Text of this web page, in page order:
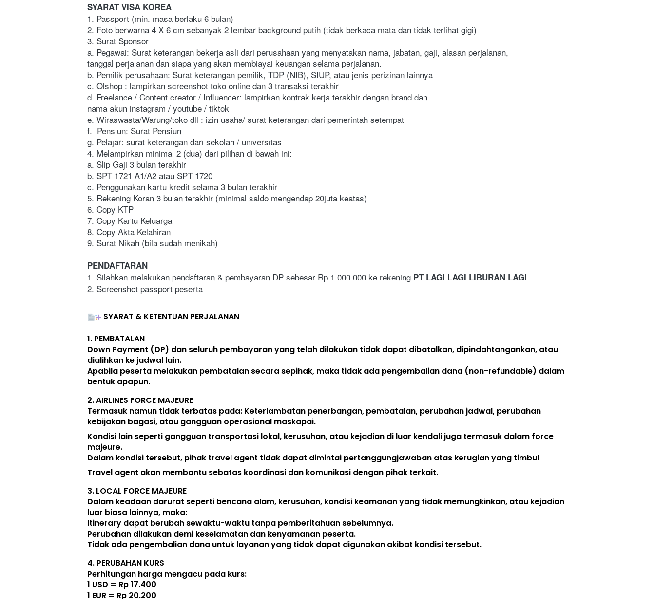
SYARAT VISA KOREA
1. Passport (min. masa berlaku 6 bulan)
2. Foto berwarna 4 X 6 cm sebanyak 2 lembar background putih (tidak berkaca mata dan tidak terlihat gigi)
3. Surat Sponsor
a. Pegawai: Surat keterangan bekerja asli dari perusahaan yang menyatakan nama, jabatan, gaji, alasan perjalanan,
tanggal perjalanan dan siapa yang akan membiayai keuangan selama perjalanan.
b. Pemilik perusahaan: Surat keterangan pemilik, TDP (NIB), SIUP, atau jenis perizinan lainnya
c. Olshop : lampirkan screenshot toko online dan 3 transaksi terakhir
d. Freelance / Content creator / Influencer: lampirkan kontrak kerja terakhir dengan brand dan
nama akun instagram / youtube / tiktok
e. Wiraswasta/Warung/toko dll : izin usaha/ surat keterangan dari pemerintah setempat
f.  Pensiun: Surat Pensiun
g. Pelajar: surat keterangan dari sekolah / universitas
4. Melampirkan minimal 2 (dua) dari pilihan di bawah ini:
a. Slip Gaji 3 bulan terakhir
b. SPT 1721 A1/A2 atau SPT 1720
c. Penggunakan kartu kredit selama 3 bulan terakhir
5. Rekening Koran 3 bulan terakhir (minimal saldo mengendap 20juta keatas)
6. Copy KTP
7. Copy Kartu Keluarga
8. Copy Akta Kelahiran
9. Surat Nikah (bila sudah menikah)
PENDAFTARAN
1. Silahkan melakukan pendaftaran & pembayaran DP sebesar Rp 1.000.000 ke rekening PT LAGI LAGI LIBURAN LAGI
2. Screenshot passport peserta
SYARAT & KETENTUAN PERJALANAN
1. PEMBATALAN
Down Payment (DP) dan seluruh pembayaran yang telah dilakukan tidak dapat dibatalkan, dipindahtangankan, atau
dialihkan ke jadwal lain.
Apabila peserta melakukan pembatalan secara sepihak, maka tidak ada pengembalian dana (non-refundable) dalam
bentuk apapun.
2. AIRLINES FORCE MAJEURE
Termasuk namun tidak terbatas pada: Keterlambatan penerbangan, pembatalan, perubahan jadwal, perubahan
kebijakan bagasi, atau gangguan operasional maskapai.
Kondisi lain seperti gangguan transportasi lokal, kerusuhan, atau kejadian di luar kendali juga termasuk dalam force
majeure.
Dalam kondisi tersebut, pihak travel agent tidak dapat dimintai pertanggungjawaban atas kerugian yang timbul
Travel agent akan membantu sebatas koordinasi dan komunikasi dengan pihak terkait.
3. LOCAL FORCE MAJEURE
Dalam keadaan darurat seperti bencana alam, kerusuhan, kondisi keamanan yang tidak memungkinkan, atau kejadian
luar biasa lainnya, maka:
Itinerary dapat berubah sewaktu-waktu tanpa pemberitahuan sebelumnya.
Perubahan dilakukan demi keselamatan dan kenyamanan peserta.
Tidak ada pengembalian dana untuk layanan yang tidak dapat digunakan akibat kondisi tersebut.
4. PERUBAHAN KURS
Perhitungan harga mengacu pada kurs:
1 USD = Rp 17.400
1 EUR = Rp 20.200